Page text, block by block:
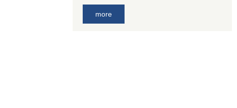
more